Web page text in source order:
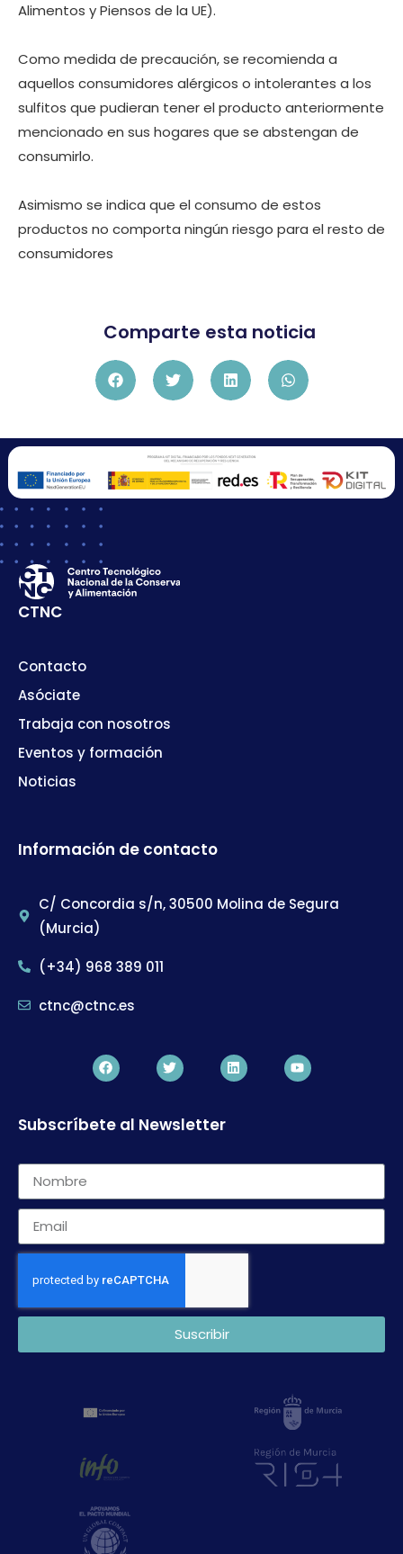
Alimentos y Piensos de la UE).
Como medida de precaución, se recomienda a
aquellos consumidores alérgicos o intolerantes a los
sulfitos que pudieran tener el producto anteriormente
mencionado en sus hogares que se abstengan de
consumirlo.
Asimismo se indica que el consumo de estos
productos no comporta ningún riesgo para el resto de
consumidores
Comparte esta noticia
CTNC
Contacto
Asóciate
Trabaja con nosotros
Eventos y formación
Noticias
Información de contacto
C/ Concordia s/n, 30500 Molina de Segura
(Murcia)
(+34) 968 389 011
ctnc@ctnc.es
Subscríbete al Newsletter
Suscribir